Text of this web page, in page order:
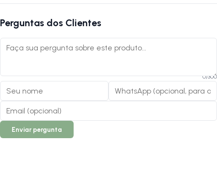
Perguntas dos Clientes
0/300
Enviar pergunta